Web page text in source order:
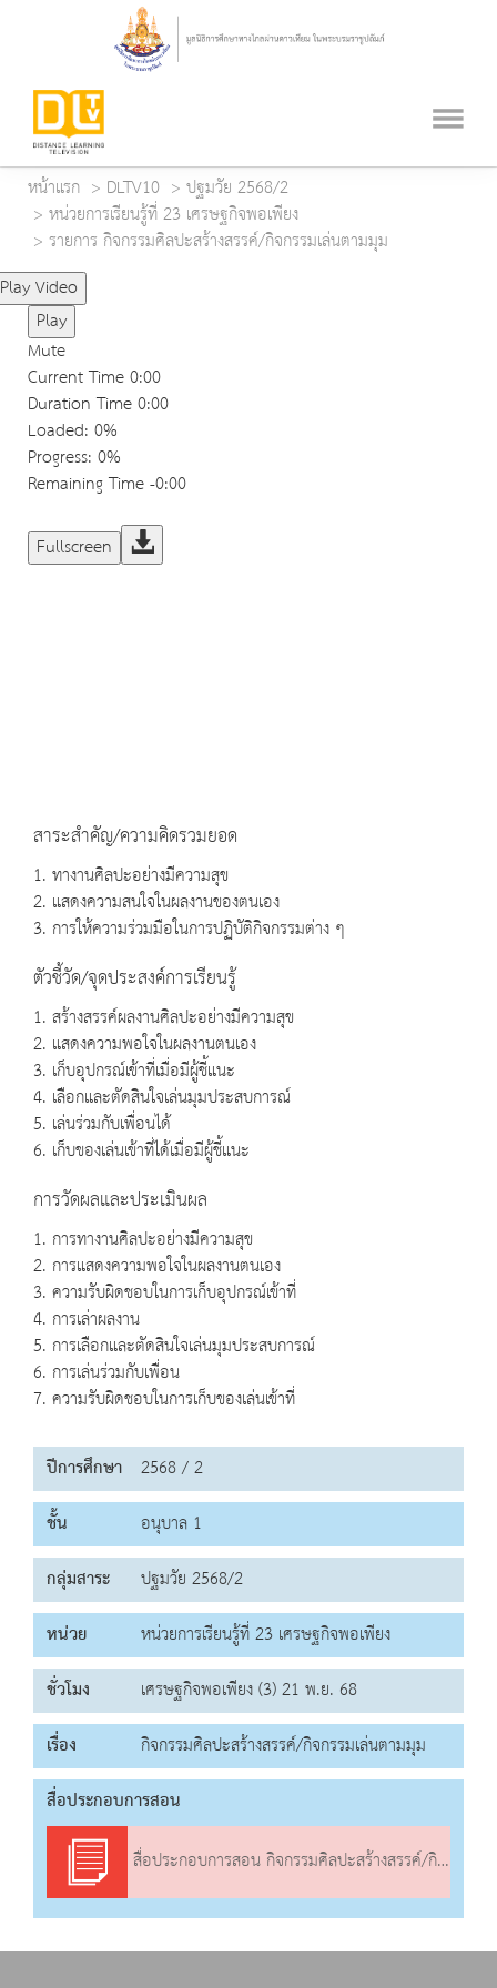
หน้าแรก DLTV10
ปฐมวัย 2568/2
หน่วยการเรียนรู้ที่ 23 เศรษฐกิจพอเพียง
รายการ กิจกรรมศิลปะสร้างสรรค์/กิจกรรมเล่นตามมุม
Play Video
Play
Mute
Current Time0:00
Duration Time0:00
Loaded: 0%
Progress: 0%
Remaining Time-0:00
Fullscreen
สาระสำคัญ/ความคิดรวมยอด
1. ทางานศิลปะอย่างมีความสุข
2. แสดงความสนใจในผลงานของตนเอง
3. การให้ความร่วมมือในการปฏิบัติกิจกรรมต่าง ๆ
ตัวชี้วัด/จุดประสงค์การเรียนรู้
1. สร้างสรรค์ผลงานศิลปะอย่างมีความสุข
2. แสดงความพอใจในผลงานตนเอง
3. เก็บอุปกรณ์เข้าที่เมื่อมีผู้ชี้แนะ
4. เลือกและตัดสินใจเล่นมุมประสบการณ์
5. เล่นร่วมกับเพื่อนได้
6. เก็บของเล่นเข้าที่ได้เมื่อมีผู้ชี้แนะ
การวัดผลและประเมินผล
1. การทางานศิลปะอย่างมีความสุข
2. การแสดงความพอใจในผลงานตนเอง
3. ความรับผิดชอบในการเก็บอุปกรณ์เข้าที่
4. การเล่าผลงาน
5. การเลือกและตัดสินใจเล่นมุมประสบการณ์
6. การเล่นร่วมกับเพื่อน
7. ความรับผิดชอบในการเก็บของเล่นเข้าที่
ปีการศึกษา 2568 / 2
ชั้น
อนุบาล 1
กลุ่มสาระ
ปฐมวัย 2568/2
หน่วย
หน่วยการเรียนรู้ที่ 23 เศรษฐกิจพอเพียง
ชั่วโมง
เศรษฐกิจพอเพียง (3) 21 พ.ย. 68
เรื่อง
กิจกรรมศิลปะสร้างสรรค์/กิจกรรมเล่นตามมุม
สื่อประกอบการสอน
สื่อประกอบการสอน กิจกรรมศิลปะสร้างสรรค์/กิจกรรมเล่นตามมุม